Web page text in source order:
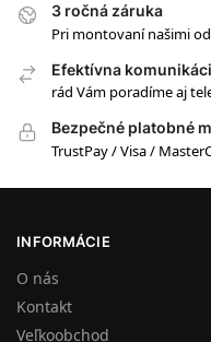
3 ročná záruka
Pri montovaní našimi
Efektívna
rád Vám poradíme aj
Bezpečné platobné
TrustPay / Visa /
INFORMÁCIE
O nás
Kontakt
Veľkoobchod